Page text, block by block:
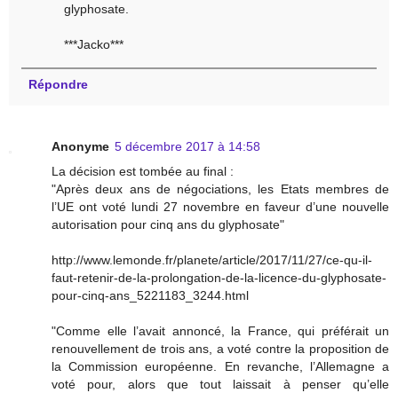
glyphosate.
***Jacko***
Répondre
Anonyme 5 décembre 2017 à 14:58
La décision est tombée au final :
"Après deux ans de négociations, les Etats membres de
l’UE ont voté lundi 27 novembre en faveur d’une nouvelle
autorisation pour cinq ans du glyphosate"
http://www.lemonde.fr/planete/article/2017/11/27/ce-qu-il-
faut-retenir-de-la-prolongation-de-la-licence-du-glyphosate-
pour-cinq-ans_5221183_3244.html
"Comme elle l’avait annoncé, la France, qui préférait un
renouvellement de trois ans, a voté contre la proposition de
la Commission européenne. En revanche, l’Allemagne a
voté pour, alors que tout laissait à penser qu’elle